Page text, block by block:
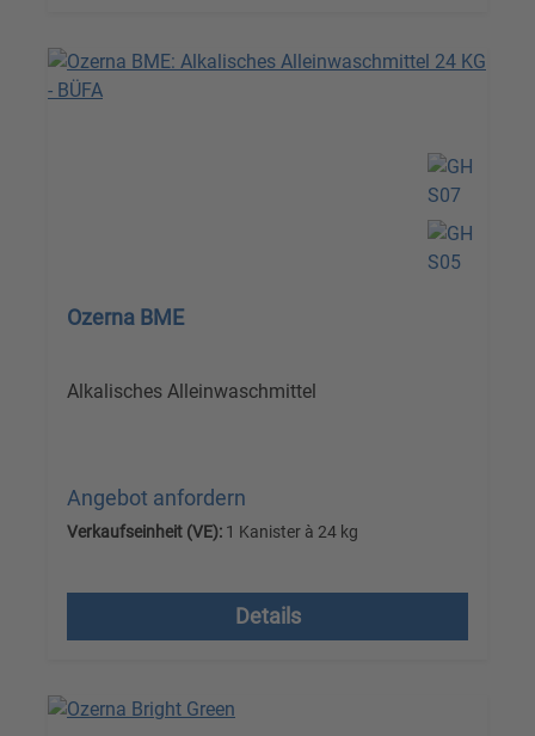
Ozerna BME
Alkalisches Alleinwaschmittel
Angebot anfordern
Verkaufseinheit (VE): 1 Kanister à 24 kg
Details